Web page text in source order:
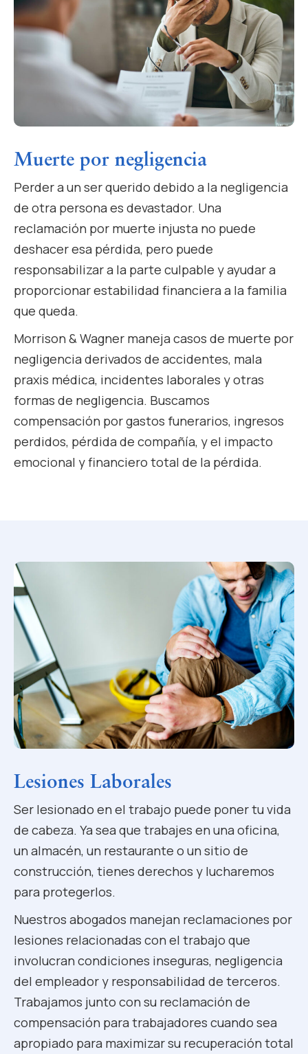
Muerte por negligencia
Perder a un ser querido debido a la negligencia
de otra persona es devastador. Una
reclamación por muerte injusta no puede
deshacer esa pérdida, pero puede
responsabilizar a la parte culpable y ayudar a
proporcionar estabilidad financiera a la familia
que queda.
Morrison & Wagner maneja casos de muerte por
negligencia derivados de accidentes, mala
praxis médica, incidentes laborales y otras
formas de negligencia. Buscamos
compensación por gastos funerarios, ingresos
perdidos, pérdida de compañía, y el impacto
emocional y financiero total de la pérdida.
Lesiones Laborales
Ser lesionado en el trabajo puede poner tu vida
de cabeza. Ya sea que trabajes en una oficina,
un almacén, un restaurante o un sitio de
construcción, tienes derechos y lucharemos
para protegerlos.
Nuestros abogados manejan reclamaciones por
lesiones relacionadas con el trabajo que
involucran condiciones inseguras, negligencia
del empleador y responsabilidad de terceros.
Trabajamos junto con su reclamación de
compensación para trabajadores cuando sea
apropiado para maximizar su recuperación total